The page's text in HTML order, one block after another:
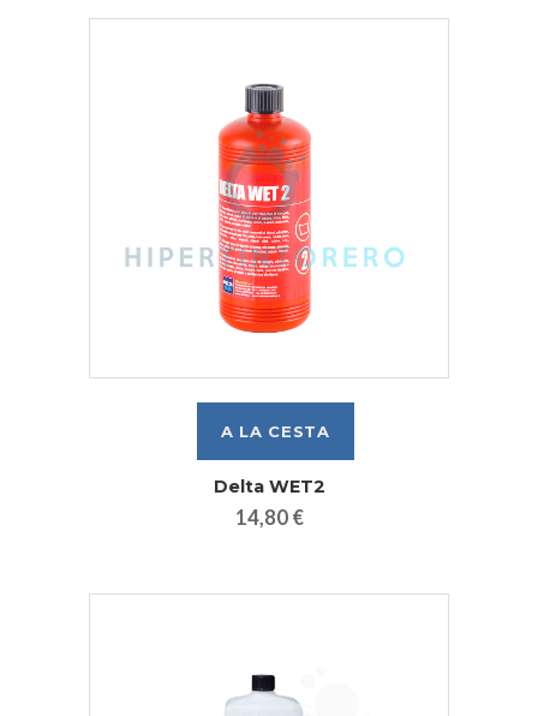
Delta WET2
14,80 €